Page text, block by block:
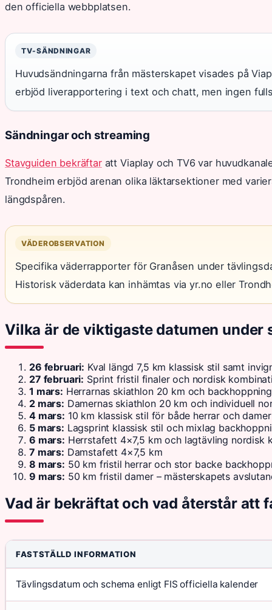
den officiella webbplatsen.
TV-SÄNDNINGAR
Huvudsändningarna från mästerskapet visades på
erbjöd liverapportering i text och chatt, men ingen
Sändningar och streaming
Stavguiden bekräftaratt Viaplay och TV6 var
Trondheim erbjöd arenan olika läktarsektioner med
längdspåren.
VÄDEROBSERVATION
Specifika väderrapporter för Granåsen under
Historisk väderdata kan inhämtas via yr.no eller
Vilka är de viktigaste datumen under
26 februari: Kval längd 7,5 km klassisk stil samt
27 februari: Sprint fristil finaler och nordisk
1 mars: Herrarnas skiathlon 20 km och
2 mars: Damernas skiathlon 20 km och individuell
4 mars: 10 km klassisk stil för både herrar och damer
5 mars: Lagsprint klassisk stil och mixlag
6 mars: Herrstafett 4×7,5 km och lagtävling nordisk
7 mars: Damstafett 4×7,5 km
8 mars: 50 km fristil herrar och stor backe
9 mars: 50 km fristil damer – mästerskapets
Vad är bekräftat och vad återstår att
FASTSTÄLLD INFORMATION
Tävlingsdatum och schema enligt FIS officiella kalender